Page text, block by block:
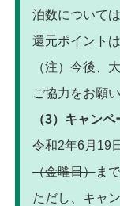
泊数について
還元ポイント
（注）今後、
ご協力をお願い
（3）キャンペ
令和2年6月19
（金曜日）ま
ただし、キャ